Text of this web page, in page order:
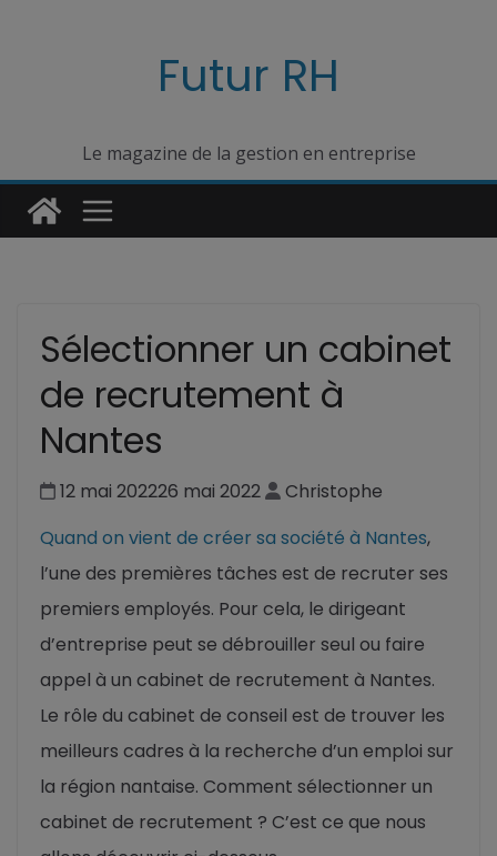
Futur RH
Le magazine de la gestion en entreprise
Sélectionner un cabinet
de recrutement à
Nantes
12 mai 202226 mai 2022
Christophe
Quand on vient de créer sa société à Nantes,
l’une des premières tâches est de recruter ses
premiers employés. Pour cela, le dirigeant
d’entreprise peut se débrouiller seul ou faire
appel à un cabinet de recrutement à Nantes.
Le rôle du cabinet de conseil est de trouver les
meilleurs cadres à la recherche d’un emploi sur
la région nantaise. Comment sélectionner un
cabinet de recrutement ? C’est ce que nous